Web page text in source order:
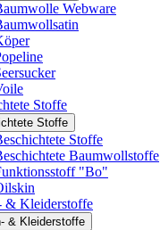
Webware
Stoffe
Stoffe
Stoffe
Baumwollstoffe
"Bo"
& Kleiderstoffe
& Kleiderstoffe